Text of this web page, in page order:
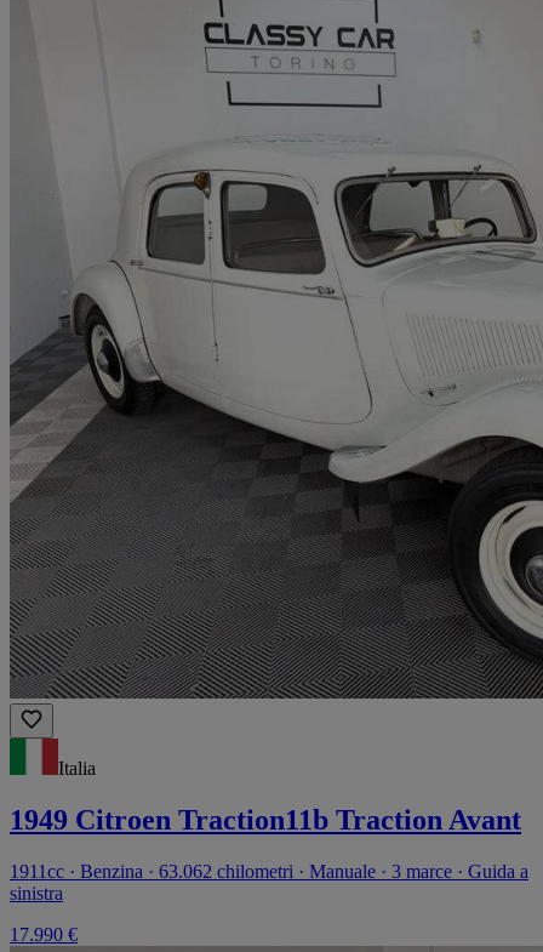
Italia
1949 Citroen Traction11b Traction Avant
1911cc · Benzina · 63.062 chilometri · Manuale · 3 marce · Guida a
sinistra
17.990 €